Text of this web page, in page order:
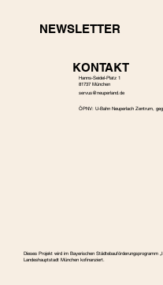
KONTAKT
Hanns-Seidel-Platz 1
81737 München
servus@neuperland.de
ÖPNV: U-Bahn Neuperlach Zentrum,
NEWSLETTER
Dieses Projekt wird im Bayerischen Städtebauförderungspro­gramm
Landeshauptstadt München kofinanziert.